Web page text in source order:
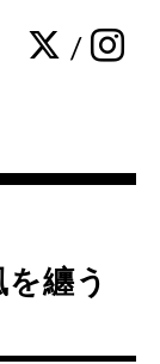
/
纏う